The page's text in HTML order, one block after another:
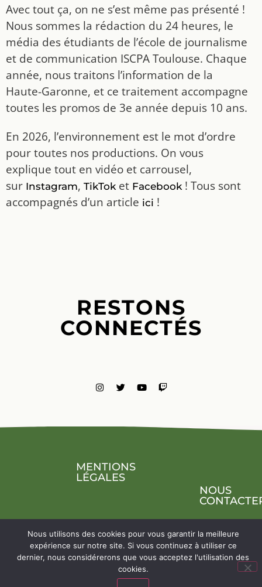
Avec tout ça, on ne s’est même pas présenté !
Nous sommes la rédaction du 24 heures, le
média des étudiants de l’école de journalisme
et de communication ISCPA Toulouse. Chaque
année, nous traitons l’information de la
Haute-Garonne, et ce traitement accompagne
toutes les promos de 3e année depuis 10 ans.
En 2026, l’environnement est le mot d’ordre
pour toutes nos productions. On vous
explique tout en vidéo et carrousel,
sur Instagram, TikToket Facebook! Tous sont
accompagnés d’un article ici !
RESTONS
CONNECTÉS
MENTIONS
LÉGALES
NOUS
Nous utilisons des cookies pour vous garantir la meilleure
expérience sur notre site. Si vous continuez à utiliser ce
dernier, nous considérerons que vous acceptez l'utilisation des
cookies.